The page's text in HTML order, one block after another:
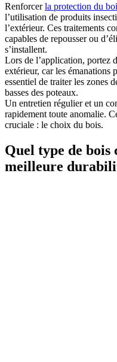
Renforcerla protection du
l’utilisation de produits
l’extérieur. Ces traitements
capables de repousser ou
s’installent.
Lors de l’application, portez
extérieur, car les émanations
essentiel de traiter les zones
basses des poteaux.
Un entretien régulier et un
rapidement toute anomalie.
cruciale : le choix du bois.
Quel type de
meilleure